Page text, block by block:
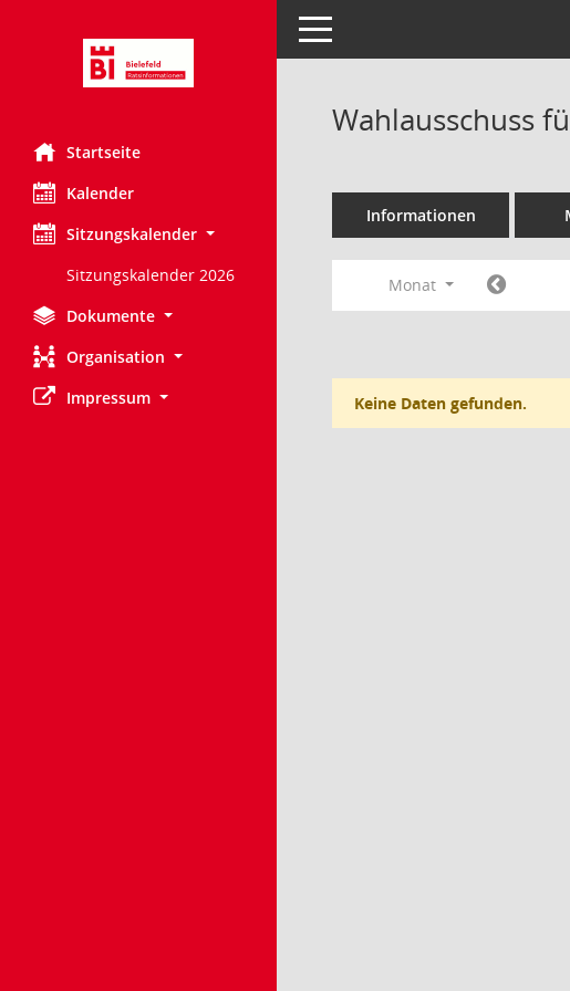
Startseite
Kalender
Sitzungskalender
Sitzungskalender 2026
Dokumente
Organisation
Impressum
Toggle navigation
Wahlausschuss
Informationen
Monat
Keine Daten gefunden.